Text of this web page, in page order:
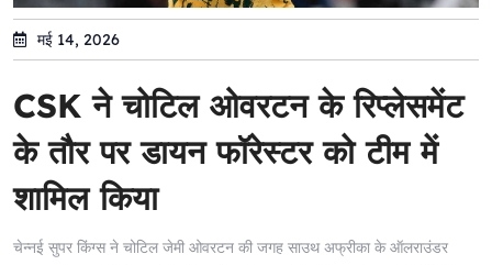
मई 14, 2026
CSK ने चोटिल ओवरटन के रिप्लेसमेंट
के तौर पर डायन फॉरेस्टर को टीम में
शामिल किया
चेन्नई सुपर किंग्स ने चोटिल जेमी ओवरटन की जगह साउथ अफ्रीका के ऑलराउंडर